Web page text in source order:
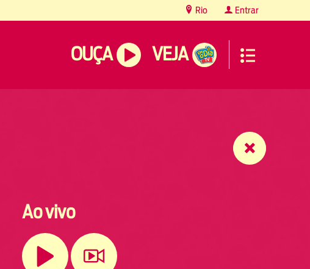
Rio Entrar
OUÇA VEJA
Ao vivo